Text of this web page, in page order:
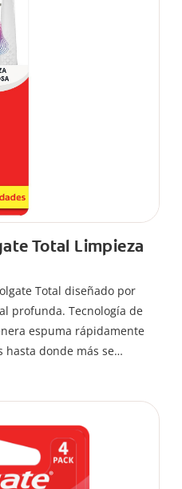
Total Limpieza
Total diseñado por
profunda. Tecnología de
espuma rápidamente
donde más se